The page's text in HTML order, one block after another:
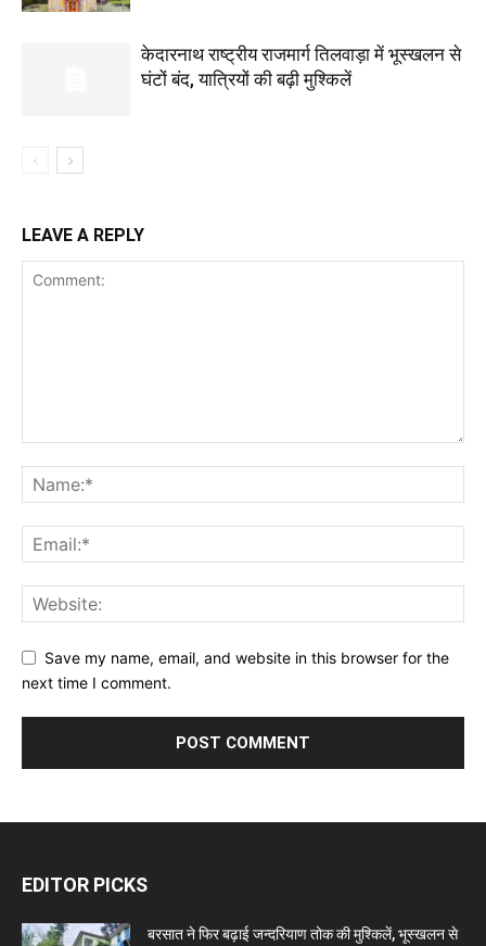
केदारनाथ राष्ट्रीय राजमार्ग तिलवाड़ा में भूस्खलन से
घंटों बंद, यात्रियों की बढ़ी मुश्किलें
LEAVE A REPLY
Save my name, email, and website in this browser for the
next time I comment.
EDITOR PICKS
बरसात ने फिर बढ़ाई जन्दरियाण तोक की मुश्किलें, भूस्खलन से